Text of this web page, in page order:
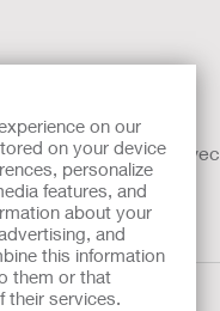
on our
on your device
personalize
features, and
about your
and
this information
them or that
their services.
l’UE sont marqués avec
Utilisation des